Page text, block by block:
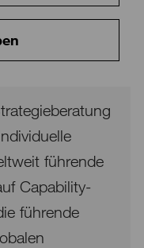
führende
Capability-
führende